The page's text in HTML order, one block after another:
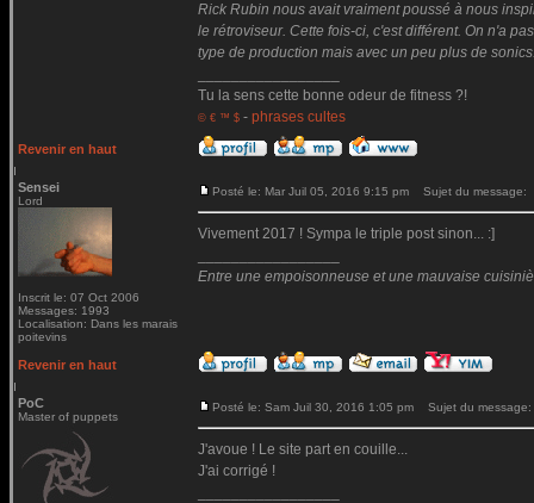
Rick Rubin nous avait vraiment poussé à nous
le rétroviseur. Cette fois-ci, c'est différent. On n'a
type de production mais avec un peu plus de
Tu la sens cette bonne odeur de fitness ?!
© € ™ $ - phrases cultes
Revenir en haut
Sensei
Lord
Inscrit le: 07 Oct 2006
Messages: 1993
Localisation: Dans les marais
poitevins
Posté le: Mar Juil 05, 2016 9:15 pm Sujet du message:
Vivement 2017 ! Sympa le triple post sinon... :]
Entre une empoisonneuse et une mauvaise
Revenir en haut
PoC
Master of puppets
Posté le: Sam Juil 30, 2016 1:05 pm Sujet du message:
J'avoue ! Le site part en couille...
J'ai corrigé !